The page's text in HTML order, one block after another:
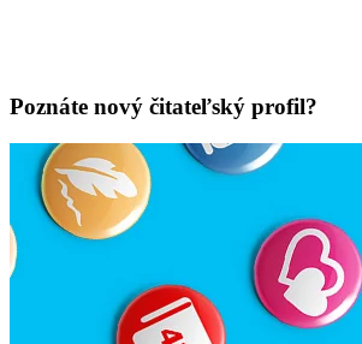
Poznáte nový čitateľský profil?